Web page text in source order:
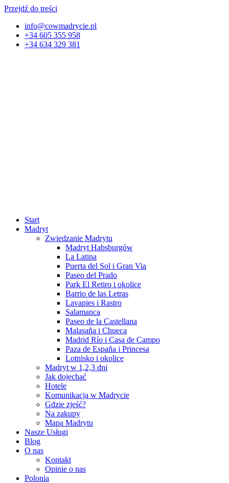
Przejdź do treści
info@cowmadrycie.pl
+34 605 355 958
+34 634 329 381​
Start
Madryt
Zwiedzanie Madrytu
Madryt Habsburgów
La Latina
Puerta del Sol i Gran Via
Paseo del Prado
Park El Retiro i okolice
Barrio de las Letras
Lavapies i Rastro
Salamanca
Paseo de la Castellana
Malasaña i Chueca
Madrid Río i Casa de Campo
Paza de España i Princesa
Lotnisko i okolice
Madryt w 1,2,3 dni
Jak dojechać
Hotele
Komunikacja w Madrycie
Gdzie zjeść?
Na zakupy
Mapa Madrytu
Nasze Usługi
Blog
O nas
Kontakt
Opinie o nas
Polonia